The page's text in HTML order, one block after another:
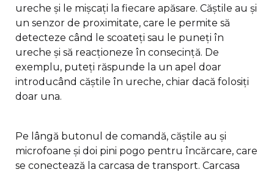
ureche și le mișcați la fiecare apăsare. Căștile au și
un senzor de proximitate, care le permite să
detecteze când le scoateți sau le puneți în
ureche și să reacționeze în consecință. De
exemplu, puteți răspunde la un apel doar
introducând căștile în ureche, chiar dacă folosiți
doar una.
Pe lângă butonul de comandă, căștile au și
microfoane și doi pini pogo pentru încărcare, care
se conectează la carcasa de transport. Carcasa